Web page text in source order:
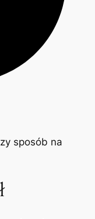
sposób na